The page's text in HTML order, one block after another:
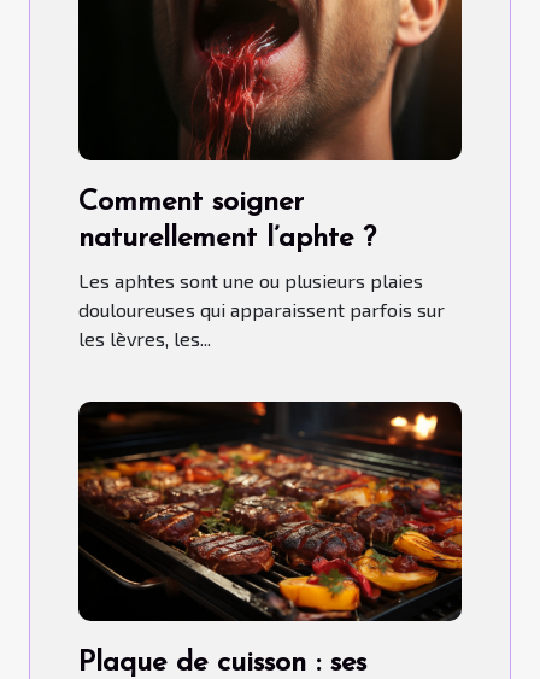
Comment soigner
naturellement l’aphte ?
Les aphtes sont une ou plusieurs plaies
douloureuses qui apparaissent parfois sur
les lèvres, les...
Plaque de cuisson : ses